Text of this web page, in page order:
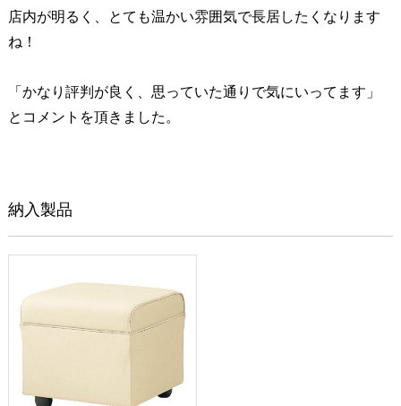
店内が明るく、とても温かい雰囲気で長居したくなります
ね！
「かなり評判が良く、思っていた通りで気にいってます」
とコメントを頂きました。
納入製品